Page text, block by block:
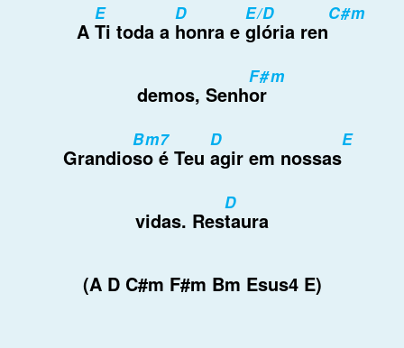
A
E
Ti toda a
D
honra e
E/D
glória ren
C#m
demos, Senh
F#m
or
Grandio
Bm7
so é Teu
D
agir em nossas
E
vidas. Res
D
taura
(A D C#m F#m Bm Esus4 E)